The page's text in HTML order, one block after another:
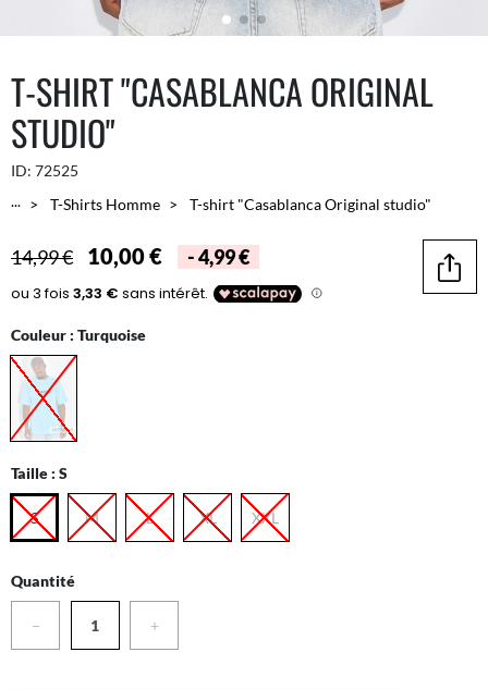
T-SHIRT "CASABLANCA ORIGINAL
STUDIO"
ID: 72525
...
T-Shirts Homme T-shirt "Casablanca Original studio"
14,99 € 10,00 € - 4,99 €
Couleur : Turquoise
Taille : S
S M L XL XXL
Quantité
− +